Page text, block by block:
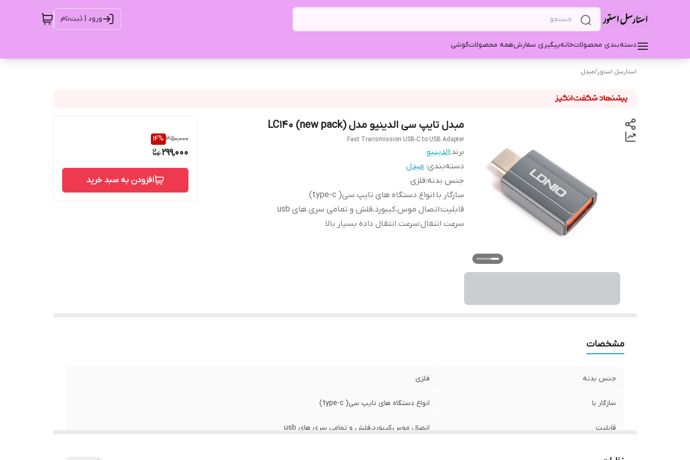
ورود | ثبت‌نام
دسته‌بندی محصولاتخانهپیگیری سفارشهمه محصولاتگوشی
استارسل استور/مبدل
مبدل تایپ سی الدینیو مدل LC140 (new pack)
Fast Transmission USB-C to USB Adapter
برند:الدینیو
دسته‌بندی: مبدل
جنس بدنه:فلزی
سازگار با:انواع دستگاه های تایپ سی( type-c)
قابلیت:اتصال موس،کیبورد،فلش و تمامی سری های usb
سرعت انتقال:سرعت انتقال داده بسیار بالا
350,000
14%
299,000
افزودن به سبد خرید
مشخصات
جنس بدنه فلزی
سازگار با انواع دستگاه های تایپ سی( type-c)
قابلیت اتصال موس،کیبورد،فلش و تمامی سری های usb